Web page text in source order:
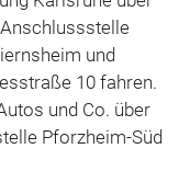
und
10 fahren.
und Co. über
Pforzheim-Süd